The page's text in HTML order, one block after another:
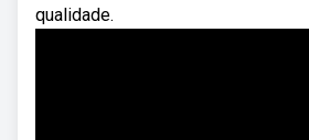
qualidade.